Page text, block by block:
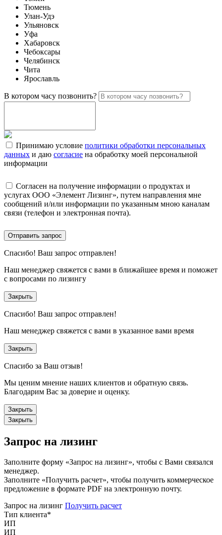
Тюмень
Улан-Удэ
Ульяновск
Уфа
Хабаровск
Чебоксары
Челябинск
Чита
Ярославль
В котором часу позвонить?
Принимаю условие политики обработки персональных
данных и даю согласие на обработку моей персональной
информации
Согласен на получение информации о продуктах и
услугах ООО «Элемент Лизинг», путем направления мне
сообщений и/или информации по указанным мною каналам
связи (телефон и электронная почта).
Отправить запрос
Спасибо! Ваш запрос отправлен!
Наш менеджер свяжется с вами в ближайшее время и поможет
с вопросами по лизингу
Закрыть
Спасибо! Ваш запрос отправлен!
Наш менеджер свяжется с вами в указанное вами время
Закрыть
Спасибо за Ваш отзыв!
Мы ценим мнение наших клиентов и обратную связь.
Благодарим Вас за доверие и оценку.
Закрыть
Закрыть
Запрос на лизинг
Заполните форму «Запрос на лизинг», чтобы с Вами связался
менеджер.
Заполните «Получить расчет», чтобы получить коммерческое
предложение в формате PDF на электронную почту.
Запрос на лизинг Получить расчет
Тип клиента*
ИП
ИП